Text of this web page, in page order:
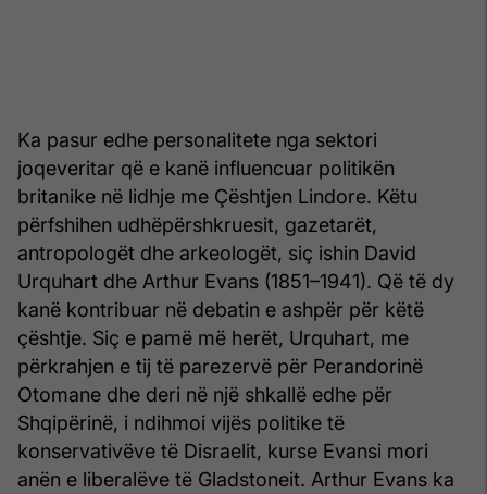
Ka pasur edhe personalitete nga sektori
joqeveritar që e kanë influencuar politikën
britanike në lidhje me Çështjen Lindore. Këtu
përfshihen udhëpërshkruesit, gazetarët,
antropologët dhe arkeologët, siç ishin David
Urquhart dhe Arthur Evans (1851–1941). Që të dy
kanë kontribuar në debatin e ashpër për këtë
çështje. Siç e pamë më herët, Urquhart, me
përkrahjen e tij të parezervë për Perandorinë
Otomane dhe deri në një shkallë edhe për
Shqipërinë, i ndihmoi vijës politike të
konservativëve të Disraelit, kurse Evansi mori
anën e liberalëve të Gladstoneit. Arthur Evans ka